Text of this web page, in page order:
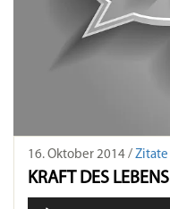
16. Oktober 2014 / Zitate
KRAFT DES LEBENS
Audio-